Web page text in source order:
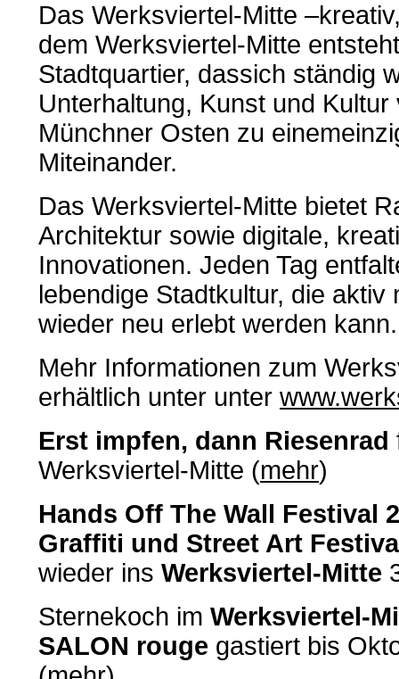
Das Werksviertel-Mitte
dem Werksviertel-Mitte
Stadtquartier, dassich ständig
Unterhaltung, Kunst und
Münchner Osten zu
Miteinander.
Das Werksviertel-Mitte bietet
Architektur sowie digitale,
Innovationen. Jeden Tag
lebendige Stadtkultur, die aktiv
wieder neu erlebt werden kann.
Mehr Informationen zum
erhältlich unter unter
Erst impfen, dann Riesenrad
Werksviertel-Mitte (mehr)
Hands Off The Wall Festival
Graffiti und Street Art
wieder ins Werksviertel-Mitte
Sternekoch im Werksviertel-
SALON rouge gastiert bis